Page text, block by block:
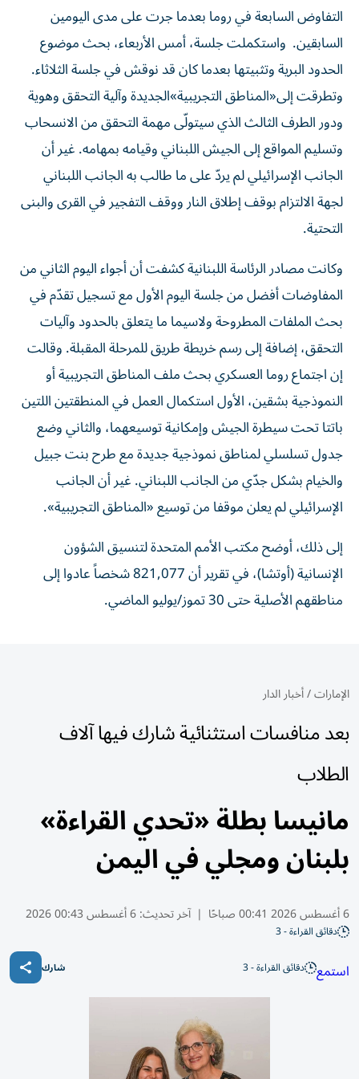
التفاوض السابعة في روما بعدما جرت على مدى اليومين
السابقين. واستكملت جلسة، أمس الأربعاء، بحث موضوع
الحدود البرية وتثبيتها بعدما كان قد نوقش في جلسة الثلاثاء.
وتطرقت إلى«المناطق التجريبية»الجديدة وآلية التحقق وهوية
ودور الطرف الثالث الذي سيتولّى مهمة التحقق من الانسحاب
وتسليم المواقع إلى الجيش اللبناني وقيامه بمهامه. غير أن
الجانب الإسرائيلي لم يردّ على ما طالب به الجانب اللبناني
لجهة الالتزام بوقف إطلاق النار ووقف التفجير في القرى والبنى
التحتية.
وكانت مصادر الرئاسة اللبنانية كشفت أن أجواء اليوم الثاني من
المفاوضات أفضل من جلسة اليوم الأول مع تسجيل تقدّم في
بحث الملفات المطروحة ولاسيما ما يتعلق بالحدود وآليات
التحقق، إضافة إلى رسم خريطة طريق للمرحلة المقبلة. وقالت
إن اجتماع روما العسكري بحث ملف المناطق التجريبية أو
النموذجية بشقين، الأول استكمال العمل في المنطقتين اللتين
باتتا تحت سيطرة الجيش وإمكانية توسيعهما، والثاني وضع
جدول تسلسلي لمناطق نموذجية جديدة مع طرح بنت جبيل
والخيام بشكل جدّي من الجانب اللبناني. غير أن الجانب
الإسرائيلي لم يعلن موقفا من توسيع «المناطق التجريبية».
إلى ذلك، أوضح مكتب الأمم المتحدة لتنسيق الشؤون
الإنسانية (أوتشا)، في تقرير أن 821,077 شخصاً عادوا إلى
مناطقهم الأصلية حتى 30 تموز/يوليو الماضي.
الإمارات/أخبار الدار
بعد منافسات استثنائية شارك فيها آلاف
الطلاب
مانيسا بطلة «تحدي القراءة»
بلبنان ومجلي في اليمن
6 أغسطس 2026 00:41 صباحًا | آخر تحديث:6 أغسطس 00:43 2026
دقائق القراءة - 3
استمع دقائق القراءة - 3 شارك